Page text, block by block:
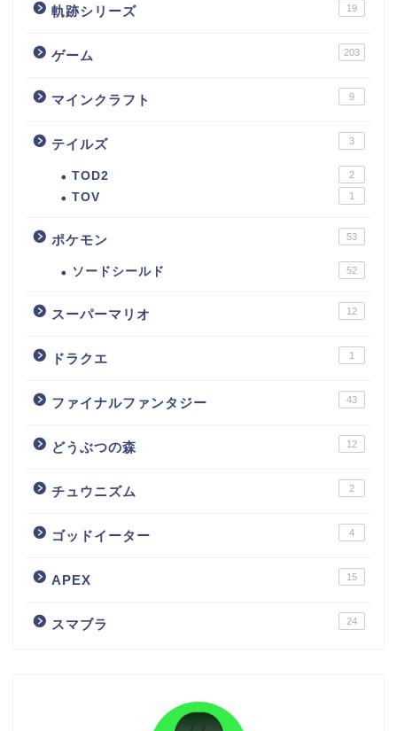
軌跡シリーズ 19
ゲーム 203
マインクラフト 9
テイルズ 3
TOD2 2
TOV 1
ポケモン 53
ソードシールド 52
スーパーマリオ 12
ドラクエ 1
ファイナルファンタジー 43
どうぶつの森 12
チュウニズム 2
ゴッドイーター 4
APEX 15
スマブラ 24